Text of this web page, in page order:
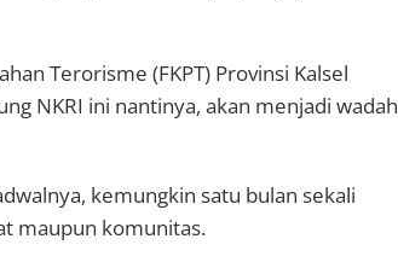
Terorisme (FKPT) Provinsi Kalsel
NKRI ini nantinya, akan menjadi wadah
kemungkin satu bulan sekali
maupun komunitas.